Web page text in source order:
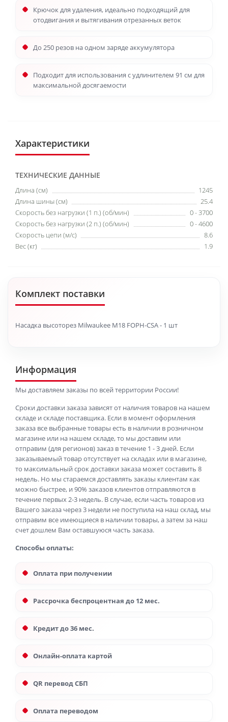
Крючок для удаления, идеально подходящий для
отодвигания и вытягивания отрезанных веток
До 250 резов на одном заряде аккумулятора
Подходит для использования с удлинителем 91 см для
максимальной досягаемости
Характеристики
ТЕХНИЧЕСКИЕ ДАННЫЕ
Длина (см)
1245
Длина шины (см)
25.4
Скорость без нагрузки (1 п.) (об/мин)
0 - 3700
Скорость без нагрузки (2 п.) (об/мин)
0 - 4600
Скорость цепи (м/с)
8.6
Вес (кг)
1.9
Комплект поставки
Насадка высоторез Milwaukee M18 FOPH-CSA - 1 шт
Информация
Мы доставляем заказы по всей территории России!
Сроки доставки заказа зависят от наличия товаров на нашем
складе и складе поставщика. Если в момент оформления
заказа все выбранные товары есть в наличии в розничном
магазине или на нашем складе, то мы доставим или
отправим (для регионов) заказ в течение 1 - 3 дней. Если
заказываемый товар отсутствует на складах или в магазине,
то максимальный срок доставки заказа может составить 8
недель. Но мы стараемся доставлять заказы клиентам как
можно быстрее, и 90% заказов клиентов отправляются в
течение первых 2-3 недель. В случае, если часть товаров из
Вашего заказа через 3 недели не поступила на наш склад, мы
отправим все имеющиеся в наличии товары, а затем за наш
счет дошлем Вам оставшуюся часть заказа.
Способы оплаты:
Оплата при получении
Рассрочка беспроцентная до 12 мес.
Кредит до 36 мес.
Онлайн-оплата картой
QR перевод СБП
Оплата переводом